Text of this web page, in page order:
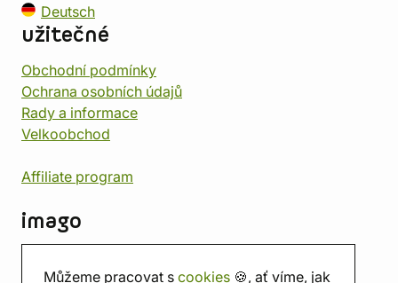
Můžeme pracovat s cookies 🍪, ať víme, jak
Deutsch
užitečné
Obchodní podmínky
Ochrana osobních údajů
Rady a informace
Velkoobchod
Affiliate program
imago
Prodejna